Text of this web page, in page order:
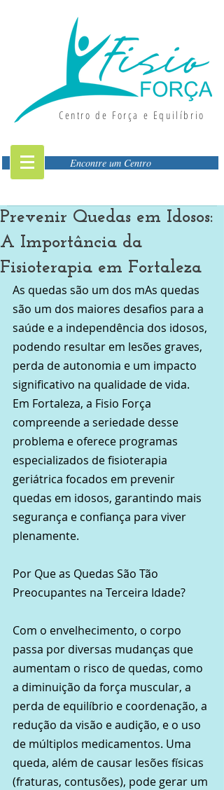
Centro de Força e Equilíbrio
Encontre um Centro
Prevenir Quedas em Idosos:
A Importância da
Fisioterapia em Fortaleza
As quedas são um dos mAs quedas
são um dos maiores desafios para a
saúde e a independência dos idosos,
podendo resultar em lesões graves,
perda de autonomia e um impacto
significativo na qualidade de vida.
Em Fortaleza, a Fisio Força
compreende a seriedade desse
problema e oferece programas
especializados de fisioterapia
geriátrica focados em prevenir
quedas em idosos, garantindo mais
segurança e confiança para viver
plenamente.
Por Que as Quedas São Tão
Preocupantes na Terceira Idade?
Com o envelhecimento, o corpo
passa por diversas mudanças que
aumentam o risco de quedas, como
a diminuição da força muscular, a
perda de equilíbrio e coordenação, a
redução da visão e audição, e o uso
de múltiplos medicamentos. Uma
queda, além de causar lesões físicas
(fraturas, contusões), pode gerar um